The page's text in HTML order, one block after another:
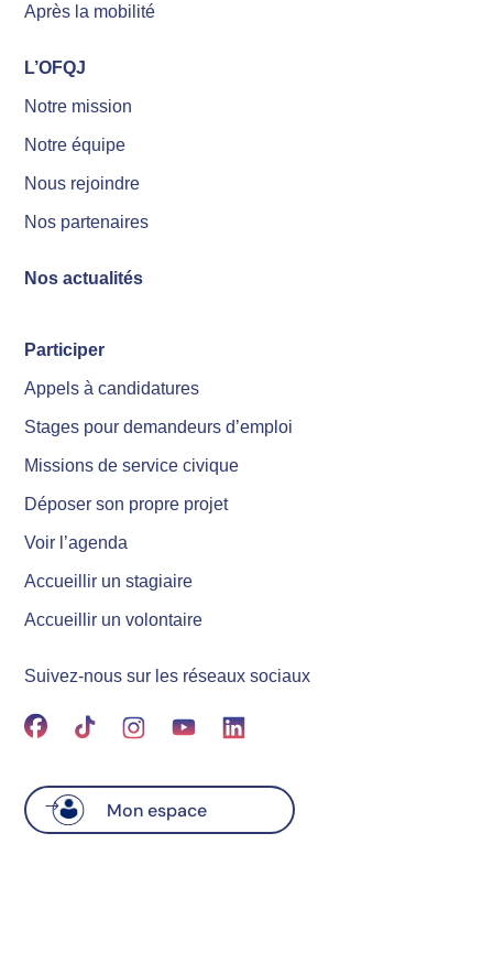
Après la mobilité
L’OFQJ
Notre mission
Notre équipe
Nous rejoindre
Nos partenaires
Nos actualités
Participer
Appels à candidatures
Stages pour demandeurs d’emploi
Missions de service civique
Déposer son propre projet
Voir l’agenda
Accueillir un stagiaire
Accueillir un volontaire
Suivez-nous sur les réseaux sociaux
Mon espace